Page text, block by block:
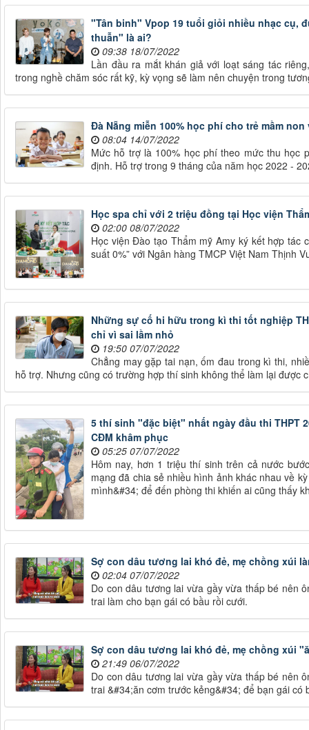
"Tân binh" Vpop 19 tuổi giỏi nhiều nhạc cụ,
thuẫn" là ai?
09:38 18/07/2022
Lần đầu ra mắt khán giả với loạt sáng tác
trong nghề chăm sóc rất kỹ, kỳ vọng sẽ làm nên chuyện trong
Đà Nẵng miễn 100% học phí cho trẻ mầm
08:04 14/07/2022
Mức hỗ trợ là 100% học phí theo mức thu học
định. Hỗ trợ trong 9 tháng của năm học 2022 -
Học spa chỉ với 2 triệu đồng tại Học viện
02:00 08/07/2022
Học viện Đào tạo Thẩm mỹ Amy ký kết hợp tác
suất 0%” với Ngân hàng TMCP Việt Nam Thịnh
Những sự cố hi hữu trong kì thi tốt nghiệp
chỉ vì sai lầm nhỏ
19:50 07/07/2022
Chẳng may gặp tai nạn, ốm đau trong kì thi,
hỗ trợ. Nhưng cũng có trường hợp thí sinh không thể làm lại được
5 thí sinh "đặc biệt" nhất ngày đầu thi THPT
CĐM khâm phục
05:25 07/07/2022
Hôm nay, hơn 1 triệu thí sinh trên cả nước
mạng đã chia sẻ nhiều hình ảnh khác nhau về
mình&#34; để đến phòng thi khiến ai cũng thấy
Sợ con dâu tương lai khó đẻ, mẹ chồng xúi
02:04 07/07/2022
Do con dâu tương lai vừa gầy vừa thấp bé nên
trai làm cho bạn gái có bầu rồi cưới.
Sợ con dâu tương lai khó đẻ, mẹ chồng xúi
21:49 06/07/2022
Do con dâu tương lai vừa gầy vừa thấp bé nên
trai &#34;ăn cơm trước kẻng&#34; để bạn gái có